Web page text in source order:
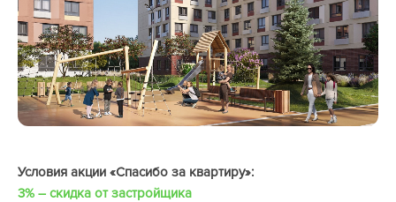
Условия акции «Спасибо за квартиру»:
3% – скидка от застройщика